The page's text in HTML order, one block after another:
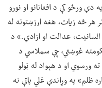
ورځو کې د افغانانو او نورو
هر څه زیات، هغه ارزښتونه له
عدالت او ازادي.» د
غوښتي، چې سملاسي د
ورسوي او د هېواد له ټولو
ظلم» په وړاندې غلي پاتې نه